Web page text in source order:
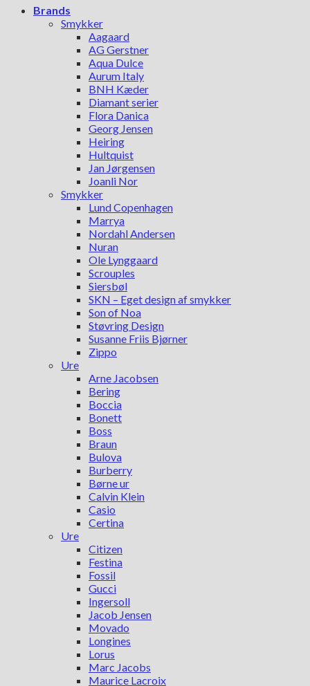
Brands
Smykker
Aagaard
AG Gerstner
Aqua Dulce
Aurum Italy
BNH Kæder
Diamant serier
Flora Danica
Georg Jensen
Heiring
Hultquist
Jan Jørgensen
Joanli Nor
Smykker
Lund Copenhagen
Marrya
Nordahl Andersen
Nuran
Ole Lynggaard
Scrouples
Siersbøl
SKN – Eget design af smykker
Son of Noa
Støvring Design
Susanne Friis Bjørner
Zippo
Ure
Arne Jacobsen
Bering
Boccia
Bonett
Boss
Braun
Bulova
Burberry
Børne ur
Calvin Klein
Casio
Certina
Ure
Citizen
Festina
Fossil
Gucci
Ingersoll
Jacob Jensen
Movado
Longines
Lorus
Marc Jacobs
Maurice Lacroix